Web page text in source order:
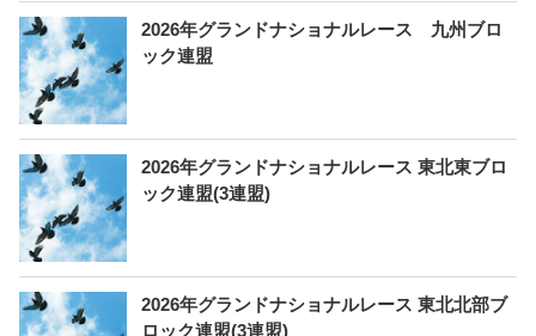
2026年グランドナショナルレース 九州ブロ
ック連盟
2026年グランドナショナルレース 東北東ブロ
ック連盟(3連盟)
2026年グランドナショナルレース 東北北部ブ
ロック連盟(3連盟)